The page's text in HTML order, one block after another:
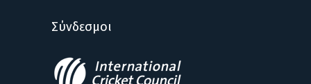
Σύνδεσμοι